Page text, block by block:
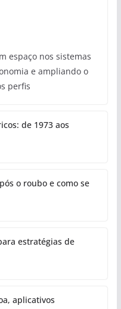
espaço nos sistemas
e ampliando o
perfis
de 1973 aos
o roubo e como se
estratégias de
aplicativos